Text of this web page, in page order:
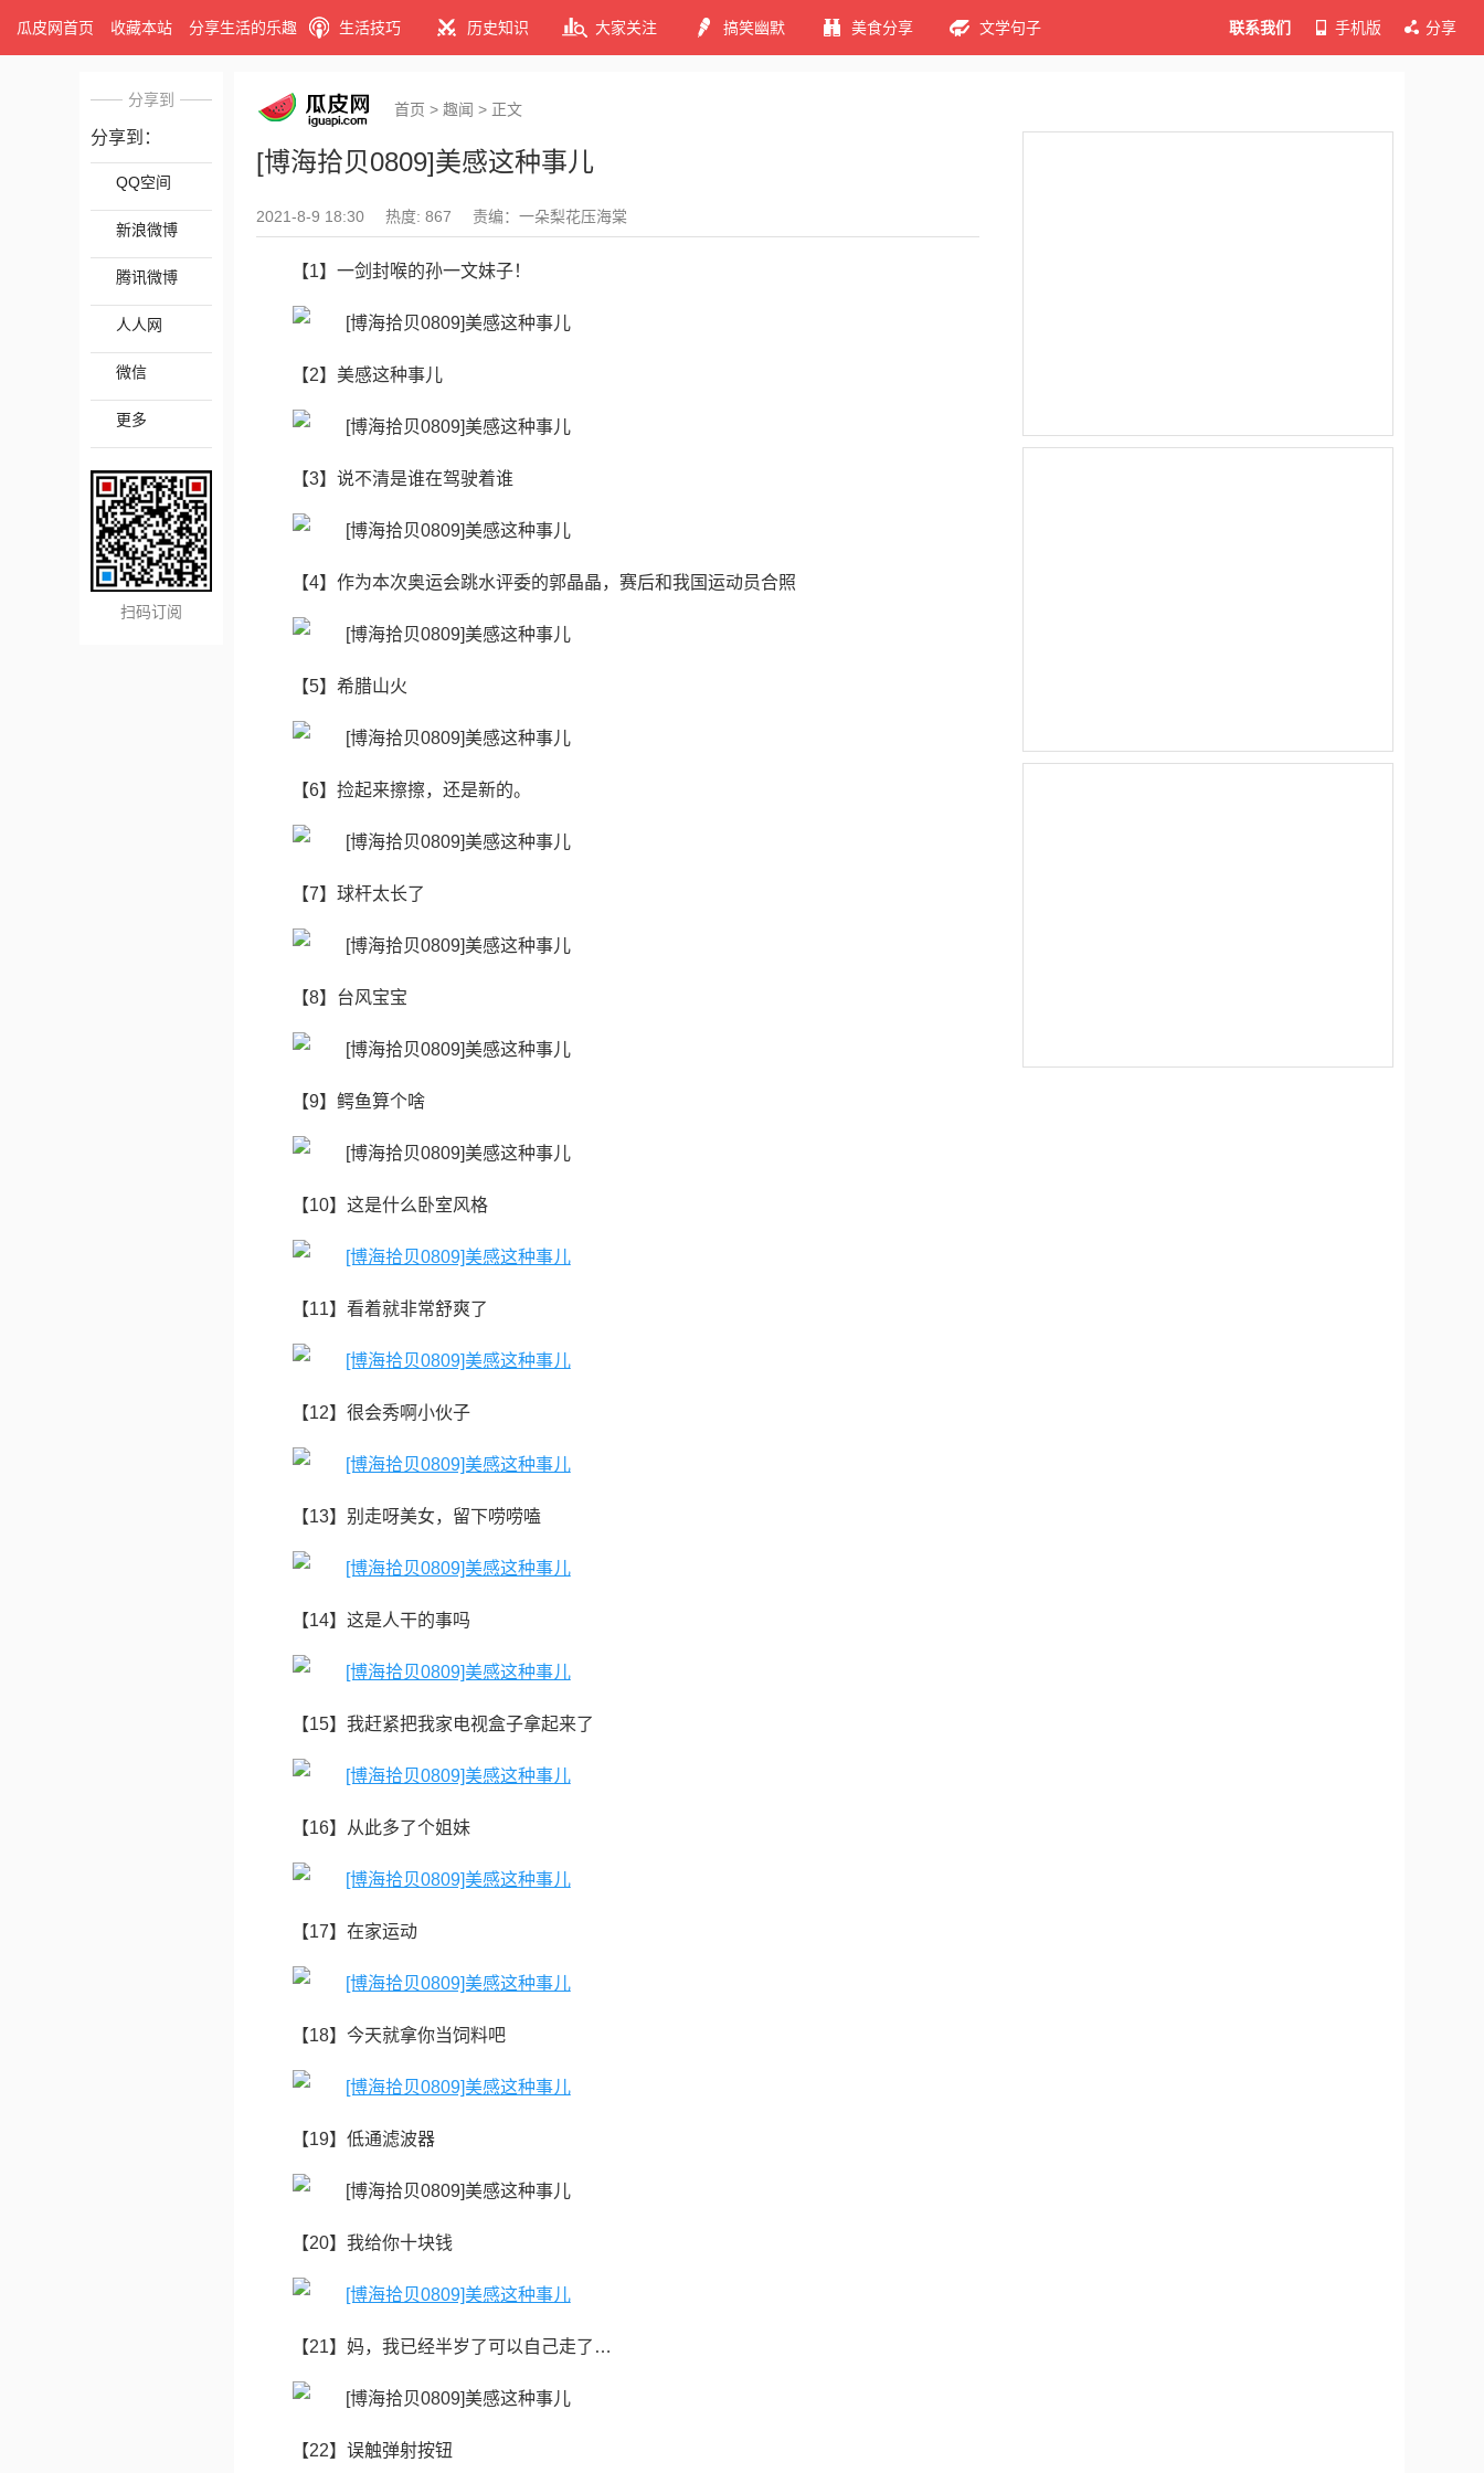
瓜皮网首页 收藏本站 分享生活的乐趣 生活技巧 历史知识 大家关注 搞笑幽默 美食分享 文学句子 联系我们 手机版 分享
分享到
分享到：
QQ空间
新浪微博
腾讯微博
人人网
微信
更多
扫码订阅
首页 > 趣闻 > 正文
[博海拾贝0809]美感这种事儿
2021-8-9 18:30 热度: 867 责编：一朵梨花压海棠
【1】一剑封喉的孙一文妹子！
【2】美感这种事儿
【3】说不清是谁在驾驶着谁
【4】作为本次奥运会跳水评委的郭晶晶，赛后和我国运动员合照
【5】希腊山火
【6】​捡起来擦擦，还是新的。
【7】球杆太长了
【8】台风宝宝
【9】鳄鱼算个啥
【10】这是什么卧室风格
【11】看着就非常舒爽了
【12】很会秀啊小伙子
【13】别走呀美女，留下唠唠嗑
【14】这是人干的事吗
【15】我赶紧把我家电视盒子拿起来了
【16】从此多了个姐妹
【17】在家运动
【18】今天就拿你当饲料吧
【19】低通滤波器
【20】我给你十块钱
【21】妈，我已经半岁了可以自己走了…
【22】误触弹射按钮